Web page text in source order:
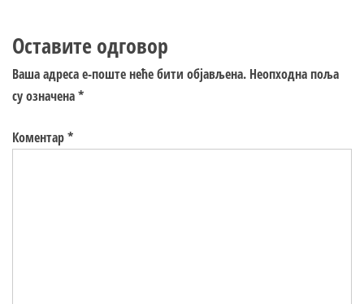
Оставите одговор
Ваша адреса е-поште неће бити објављена. Неопходна поља
су означена*
Коментар*